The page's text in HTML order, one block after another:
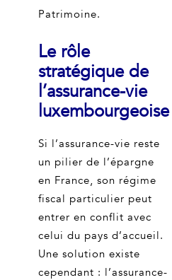
Patrimoine.
Le rôle
stratégique de
l’assurance-vie
luxembourgeoise
Si l’assurance-vie reste
un pilier de l’épargne
en France, son régime
fiscal particulier peut
entrer en conflit avec
celui du pays d’accueil.
Une solution existe
cependant : l’assurance-